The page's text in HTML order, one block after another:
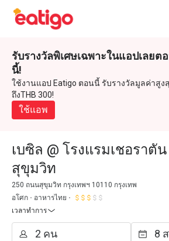
รับรางวัลพิเศษเฉพาะในแอปเลยต
นี้!
ใช้งานแอป Eatigo ตอนนี้ รับรางวัลมูลค่าสูง
ถึงTHB 300!
ใช้แอพ
เบซิล @ โรงแรมเชอราตั
สุขุมวิท
250 ถนนสุขุมวิท กรุงเทพฯ 10110 กรุงเทพ
อโศก
อาหารไทย
เวลาทำการ